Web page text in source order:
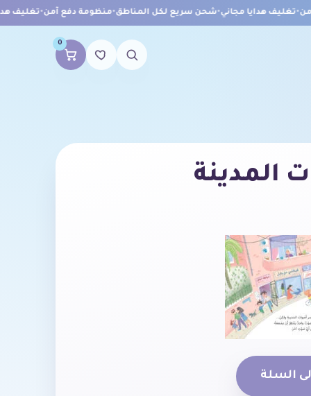
•تغليف هدايا مجاني•شحن سريع لكل المناطق•منظومة دفع آمن•تغليف
0
المدينة
السلة